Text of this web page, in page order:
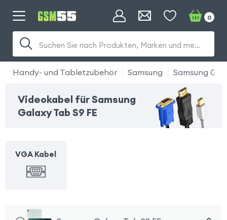
Suchen Sie nach Produkten, Marken und mehr...
0
Handy- und Tabletzubehör Samsung Samsung
Videokabel für Samsung
Galaxy Tab S9 FE
VGA Kabel